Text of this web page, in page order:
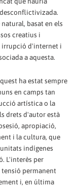
basat en els
creatius i
irrupció d'internet i
a aquesta.
ha estat sempre
en camps tan
artística o la
drets d'autor està
apropiació,
i la cultura, que
indígenes
L'interès per
permanent
i, en última